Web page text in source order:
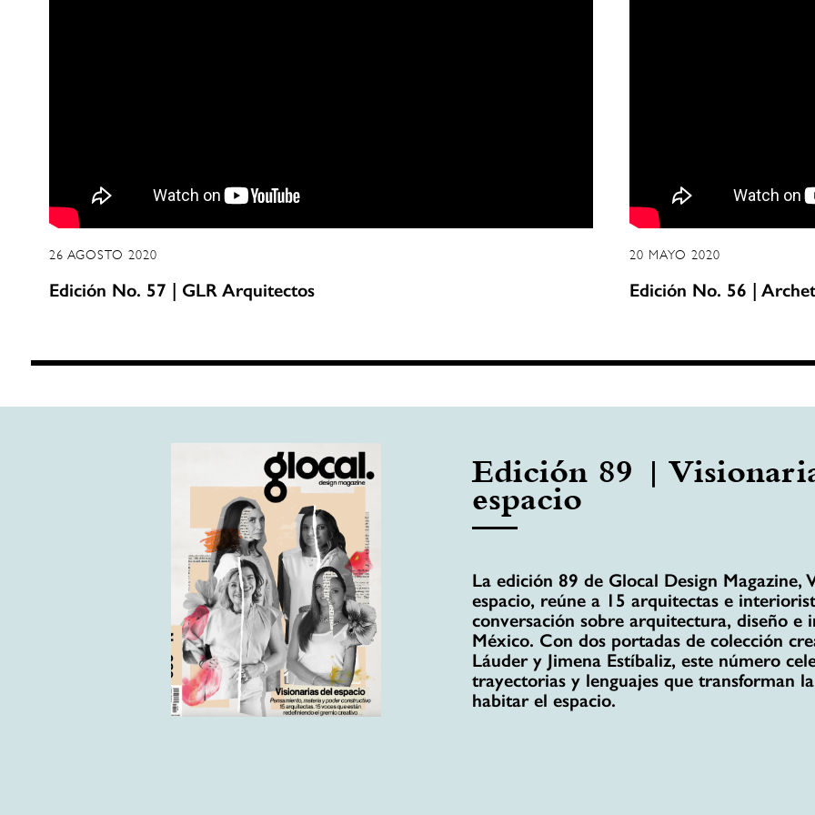
26 AGOSTO 2020
Edición No. 57 | GLR Arquitectos
20 MAYO 2020
Edición No. 56 |
Edición 89 |
espacio
La edición 89 de Glocal Design Magazine,
espacio, reúne a 15 arquitectas e
conversación sobre arquitectura, diseño e
México. Con dos portadas de colección
Láuder y Jimena Estíbaliz, este número
trayectorias y lenguajes que transforman
habitar el espacio.